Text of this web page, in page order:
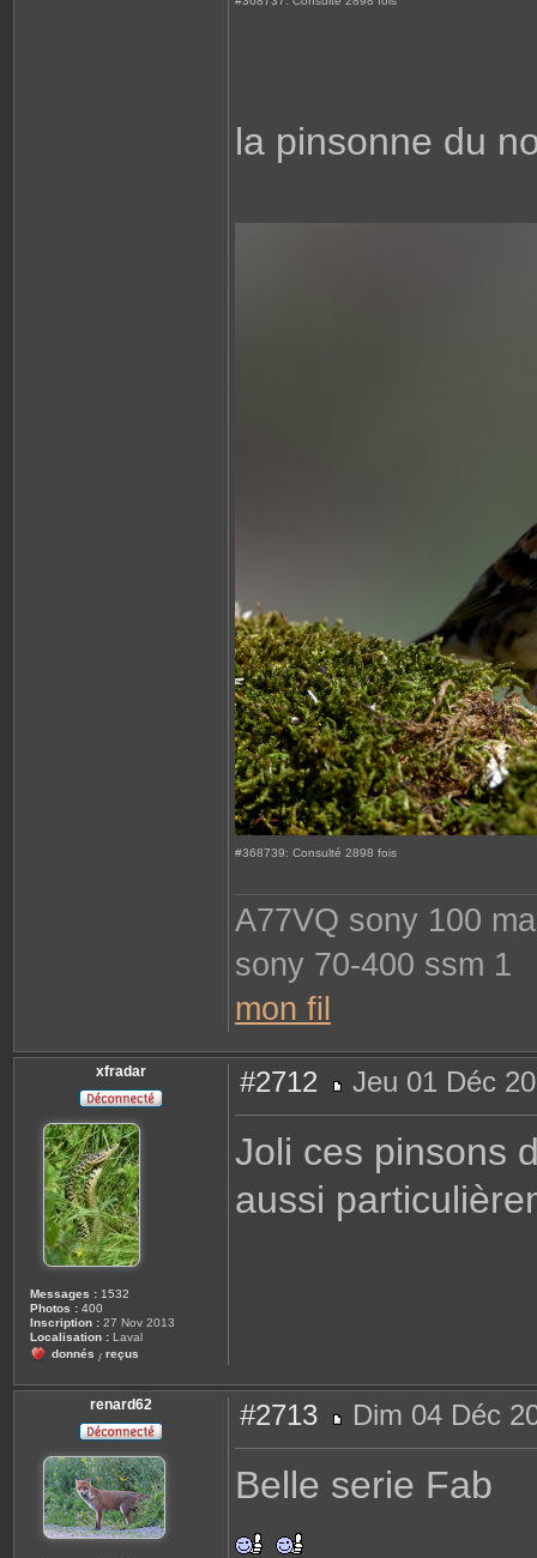
la pinsonne du
#368739: Consulté 2898 fois
A77VQ sony 100
sony 70-400 ssm 1
mon fil
xfradar
Messages : 1532
Photos : 400
Inscription : 27 Nov 2013
Localisation : Laval
donnés / reçus
#2712
e
a
Jeu 01 Déc
Joli ces pinsons
aussi
renard62 #2713
e
a
Dim 04 Déc
Belle serie Fab